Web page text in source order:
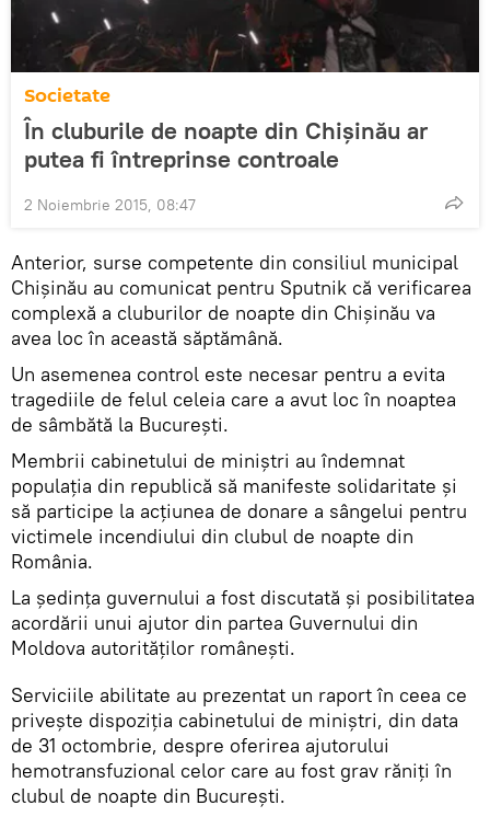
Societate
În cluburile de noapte din Chișinău ar
putea fi întreprinse controale
2 Noiembrie 2015, 08:47
Anterior, surse competente din consiliul municipal
Chișinău au comunicat pentru Sputnik că verificarea
complexă a cluburilor de noapte din Chișinău va
avea loc în această săptămână.
Un asemenea control este necesar pentru a evita
tragediile de felul celeia care a avut loc în noaptea
de sâmbătă la București.
Membrii cabinetului de miniștri au îndemnat
populația din republică să manifeste solidaritate și
să participe la acțiunea de donare a sângelui pentru
victimele incendiului din clubul de noapte din
România.
La ședința guvernului a fost discutată și posibilitatea
acordării unui ajutor din partea Guvernului din
Moldova autorităților românești.
Serviciile abilitate au prezentat un raport în ceea ce
privește dispoziția cabinetului de miniștri, din data
de 31 octombrie, despre oferirea ajutorului
hemotransfuzional celor care au fost grav răniți în
clubul de noapte din București.